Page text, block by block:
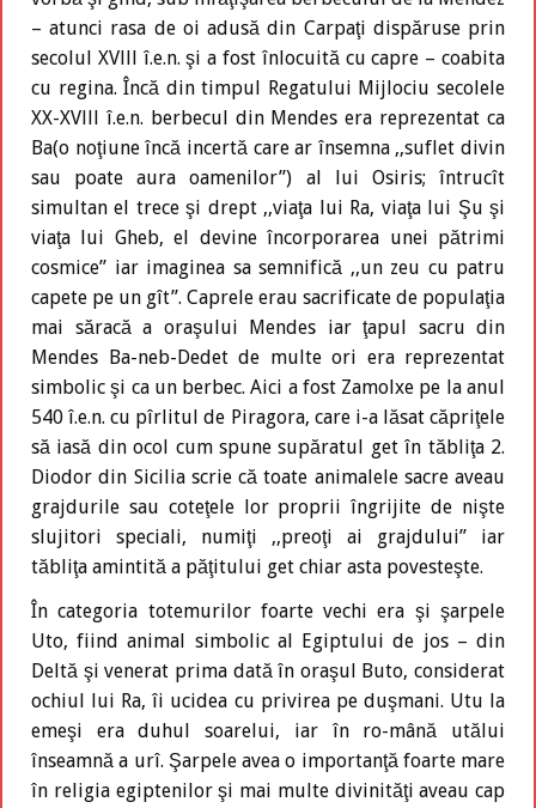
– atunci rasa de oi adusă din Carpaţi dispăruse prin
secolul XVlll î.e.n. şi a fost înlocuită cu capre – coabita
cu regina. Încă din timpul Regatului Mijlociu secolele
XX-XVlll î.e.n. berbecul din Mendes era reprezentat ca
Ba(o noţiune încă incertă care ar însemna ,,suflet divin
sau poate aura oamenilor”) al lui Osiris; întrucît
simultan el trece şi drept ,,viaţa lui Ra, viaţa lui Şu şi
viaţa lui Gheb, el devine încorporarea unei pătrimi
cosmice” iar imaginea sa semnifică ,,un zeu cu patru
capete pe un gît”. Caprele erau sacrificate de populaţia
mai săracă a oraşului Mendes iar ţapul sacru din
Mendes Ba-neb-Dedet de multe ori era reprezentat
simbolic şi ca un berbec. Aici a fost Zamolxe pe la anul
540 î.e.n. cu pîrlitul de Piragora, care i-a lăsat căpriţele
să iasă din ocol cum spune supăratul get în tăbliţa 2.
Diodor din Sicilia scrie că toate animalele sacre aveau
grajdurile sau coteţele lor proprii îngrijite de nişte
slujitori speciali, numiţi ,,preoţi ai grajdului’’ iar
tăbliţa amintită a păţitului get chiar asta povesteşte.
În categoria totemurilor foarte vechi era şi şarpele
Uto, fiind animal simbolic al Egiptului de jos – din
Deltă şi venerat prima dată în oraşul Buto, considerat
ochiul lui Ra, îi ucidea cu privirea pe duşmani. Utu la
emeşi era duhul soarelui, iar în ro-mână utălui
înseamnă a urî. Şarpele avea o importanţă foarte mare
în religia egiptenilor şi mai multe divinităţi aveau cap